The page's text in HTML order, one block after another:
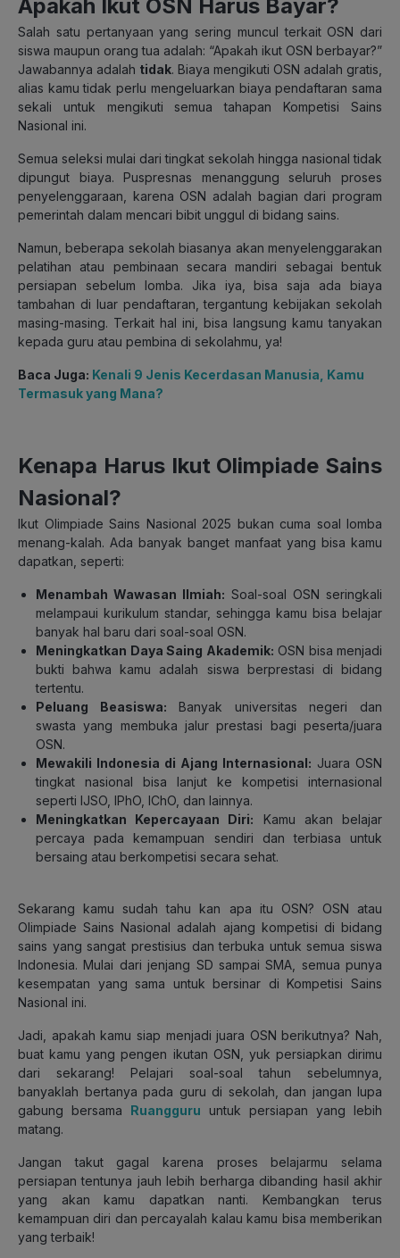
Apakah Ikut OSN Harus Bayar?
Salah satu pertanyaan yang sering muncul terkait OSN dari
siswa maupun orang tua adalah: “Apakah ikut OSN berbayar?”
Jawabannya adalah tidak. Biaya mengikuti OSN adalah gratis,
alias kamu tidak perlu mengeluarkan biaya pendaftaran sama
sekali untuk mengikuti semua tahapan Kompetisi Sains
Nasional ini.
Semua seleksi mulai dari tingkat sekolah hingga nasional tidak
dipungut biaya. Puspresnas menanggung seluruh proses
penyelenggaraan, karena OSN adalah bagian dari program
pemerintah dalam mencari bibit unggul di bidang sains.
Namun, beberapa sekolah biasanya akan menyelenggarakan
pelatihan atau pembinaan secara mandiri sebagai bentuk
persiapan sebelum lomba. Jika iya, bisa saja ada biaya
tambahan di luar pendaftaran, tergantung kebijakan sekolah
masing-masing. Terkait hal ini, bisa langsung kamu tanyakan
kepada guru atau pembina di sekolahmu, ya!
Baca Juga: Kenali 9 Jenis Kecerdasan Manusia, Kamu
Termasuk yang Mana?
Kenapa Harus Ikut Olimpiade Sains
Nasional?
Ikut Olimpiade Sains Nasional 2025 bukan cuma soal lomba
menang-kalah. Ada banyak banget manfaat yang bisa kamu
dapatkan, seperti:
Menambah Wawasan Ilmiah: Soal-soal OSN seringkali
melampaui kurikulum standar, sehingga kamu bisa belajar
banyak hal baru dari soal-soal OSN.
Meningkatkan Daya Saing Akademik: OSN bisa menjadi
bukti bahwa kamu adalah siswa berprestasi di bidang
tertentu.
Peluang Beasiswa: Banyak universitas negeri dan
swasta yang membuka jalur prestasi bagi peserta/juara
OSN.
Mewakili Indonesia di Ajang Internasional: Juara OSN
tingkat nasional bisa lanjut ke kompetisi internasional
seperti IJSO, IPhO, IChO, dan lainnya.
Meningkatkan Kepercayaan Diri: Kamu akan belajar
percaya pada kemampuan sendiri dan terbiasa untuk
bersaing atau berkompetisi secara sehat.
Sekarang kamu sudah tahu kan apa itu OSN? OSN atau
Olimpiade Sains Nasional adalah ajang kompetisi di bidang
sains yang sangat prestisius dan terbuka untuk semua siswa
Indonesia. Mulai dari jenjang SD sampai SMA, semua punya
kesempatan yang sama untuk bersinar di Kompetisi Sains
Nasional ini.
Jadi, apakah kamu siap menjadi juara OSN berikutnya? Nah,
buat kamu yang pengen ikutan OSN, yuk persiapkan dirimu
dari sekarang! Pelajari soal-soal tahun sebelumnya,
banyaklah bertanya pada guru di sekolah, dan jangan lupa
gabung bersama Ruangguru untuk persiapan yang lebih
matang.
Jangan takut gagal karena proses belajarmu selama
persiapan tentunya jauh lebih berharga dibanding hasil akhir
yang akan kamu dapatkan nanti. Kembangkan terus
kemampuan diri dan percayalah kalau kamu bisa memberikan
yang terbaik!